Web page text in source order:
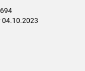
04.10.2023